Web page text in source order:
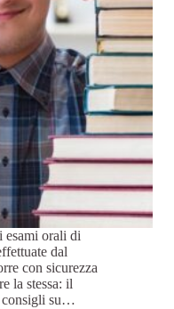
esami orali di
dal
con sicurezza
la stessa: il
consigli su…